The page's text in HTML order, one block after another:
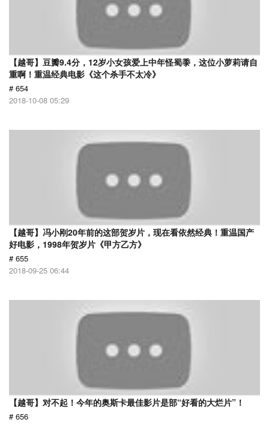
【越哥】豆瓣9.4分，12岁小女孩爱上中年怪蜀黍，这位小萝莉请自
重啊！重温经典电影《这个杀手不太冷》
# 654
2018-10-08 05:29
【越哥】冯小刚20年前的这部贺岁片，现在看依然经典！重温国产
好电影，1998年贺岁片《甲方乙方》
# 655
2018-09-25 06:44
【越哥】对不起！今年的奥斯卡最佳影片是部“好看的大烂片”！
# 656